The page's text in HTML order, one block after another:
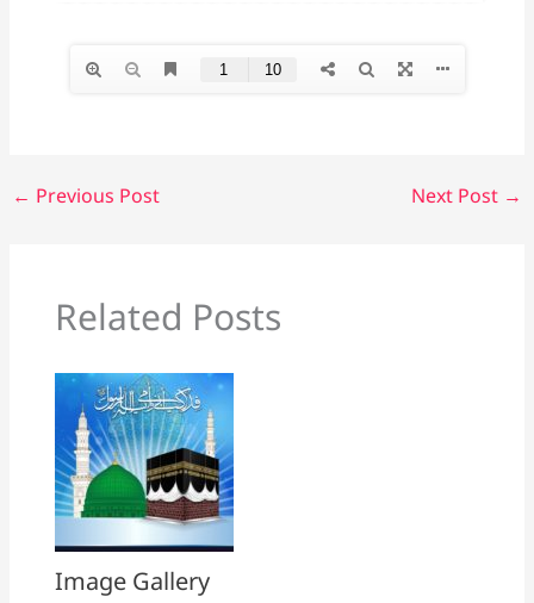
← Previous Post Next Post →
Related Posts
Image Gallery